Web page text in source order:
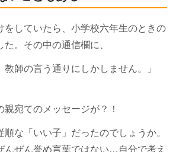
をしていたら、小学校六年生のときの
。その中の通信欄に、
教師の言う通りにしかしません。」
親宛てのメッセージが？！
順な「いい子」だったのでしょうか。
んぜん誉め言葉ではない…自分で考え